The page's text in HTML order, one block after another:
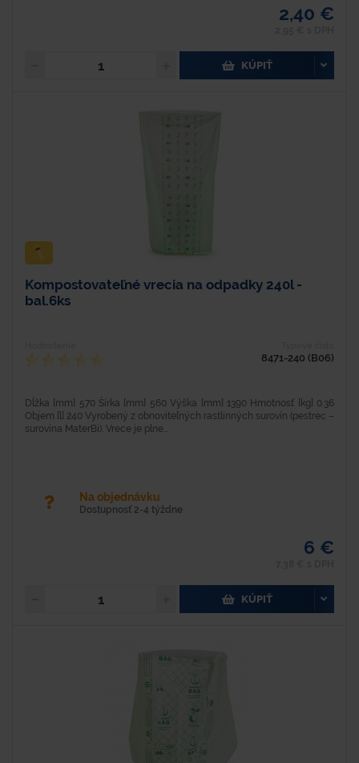
2,40 €
KÚPIŤ
Kompostovateľné vrecia na odpadky 240l -
bal.6ks
8471-240 (B06)
Dĺžka [mm] 570 Šírka [mm] 560 Výška [mm] 1390 Hmotnosť [kg] 0.36
Objem [l] 240 Vyrobený z obnoviteľných rastlinných surovín (pestrec –
surovina MaterBi). Vrece je plne...
Na objednávku
Dostupnosť 2-4 týždne
6 €
KÚPIŤ